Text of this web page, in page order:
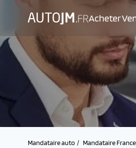
Acheter
Mandataire auto Mandataire France